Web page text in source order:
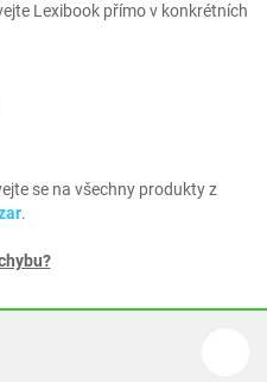
Lexibook přímo v konkrétních
se na všechny produkty z
.